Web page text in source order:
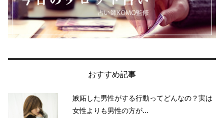
おすすめ記事
嫉妬した男性がする行動ってどんなの？実は
女性よりも男性の方が...